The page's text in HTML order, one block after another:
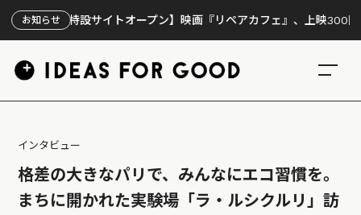
お知らせ
サイトオープン】映画『リペアカフェ』、上映300回の先で見えてき
インタビュー
格差の大きなパリで、みんなにエコ習慣を。
まちに開かれた実験場「ラ・ルシクルリ」訪